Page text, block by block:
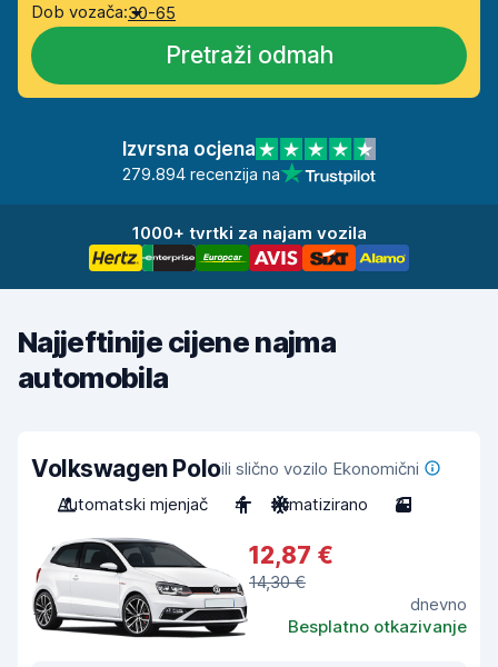
Dob vozača:30-65
Pretraži odmah
Izvrsna ocjena
279.894 recenzija na
1000+ tvrtki za najam vozila
Najjeftinije cijene najma
automobila
Volkswagen Poloili slično vozilo Ekonomični
Automatski mjenjač
4 Klimatizirano 3
12,87 €
14,30 €
dnevno
Besplatno otkazivanje